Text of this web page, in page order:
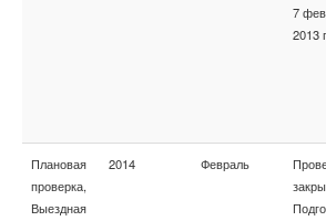
7
2013
Плановая
проверка,
Выездная
2014 Февраль